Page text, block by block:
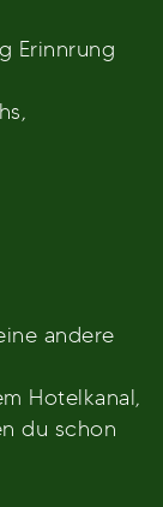
Erinnrung
andere
Hotelkanal,
du schon